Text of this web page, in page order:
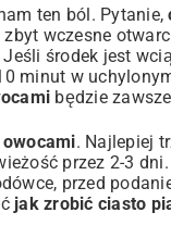
ten ból. Pytanie,
wczesne
środek jest
minut w
będzie
. Najlepiej
przez 2-3
przed
jak zrobić ciasto